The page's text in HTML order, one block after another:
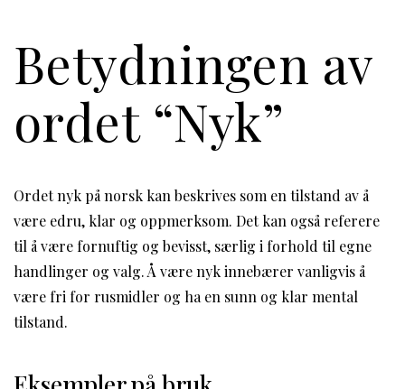
Betydningen av
ordet “Nyk”
Ordet nyk på norsk kan beskrives som en tilstand av å
være edru, klar og oppmerksom. Det kan også referere
til å være fornuftig og bevisst, særlig i forhold til egne
handlinger og valg. Å være nyk innebærer vanligvis å
være fri for rusmidler og ha en sunn og klar mental
tilstand.